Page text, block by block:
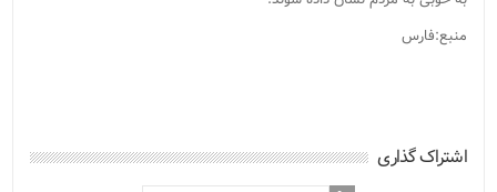
منبع:فارس
اشتراک گذاری